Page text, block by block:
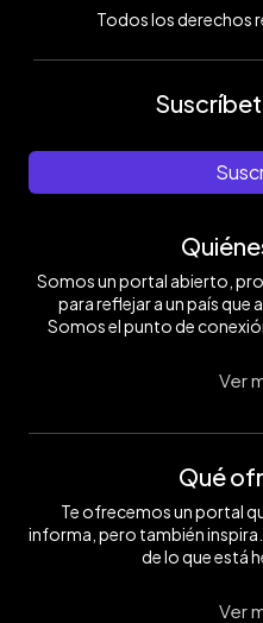
Todos los derechos
Somos un portal abierto,
para reflejar a un país que
Somos el punto de
Ver
Qué
Te ofrecemos un portal
informa, pero también
de lo que está
Ver